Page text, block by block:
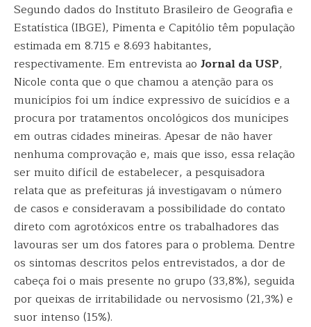
Segundo dados do Instituto Brasileiro de Geografia e
Estatística (IBGE), Pimenta e Capitólio têm população
estimada em 8.715 e 8.693 habitantes,
respectivamente. Em entrevista ao Jornal da USP,
Nicole conta que o que chamou a atenção para os
municípios foi um índice expressivo de suicídios e a
procura por tratamentos oncológicos dos munícipes
em outras cidades mineiras. Apesar de não haver
nenhuma comprovação e, mais que isso, essa relação
ser muito difícil de estabelecer, a pesquisadora
relata que as prefeituras já investigavam o número
de casos e consideravam a possibilidade do contato
direto com agrotóxicos entre os trabalhadores das
lavouras ser um dos fatores para o problema. Dentre
os sintomas descritos pelos entrevistados, a dor de
cabeça foi o mais presente no grupo (33,8%), seguida
por queixas de irritabilidade ou nervosismo (21,3%) e
suor intenso (15%).